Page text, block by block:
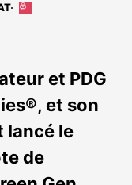
Cet
abonnéset PDG
et son
lancé le
de